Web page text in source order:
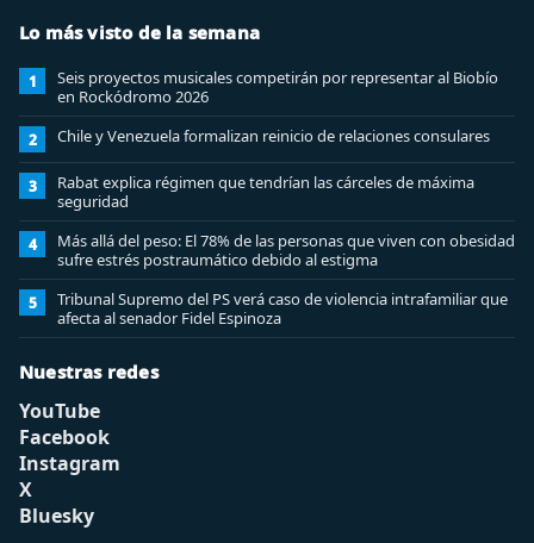
Lo más visto de la semana
1
Seis proyectos musicales competirán por representar al Biobío
en Rockódromo 2026
2 Chile y Venezuela formalizan reinicio de relaciones consulares
3
Rabat explica régimen que tendrían las cárceles de máxima
seguridad
4
Más allá del peso: El 78% de las personas que viven con obesidad
sufre estrés postraumático debido al estigma
5
Tribunal Supremo del PS verá caso de violencia intrafamiliar que
afecta al senador Fidel Espinoza
Nuestras redes
YouTube
Facebook
Instagram
X
Bluesky